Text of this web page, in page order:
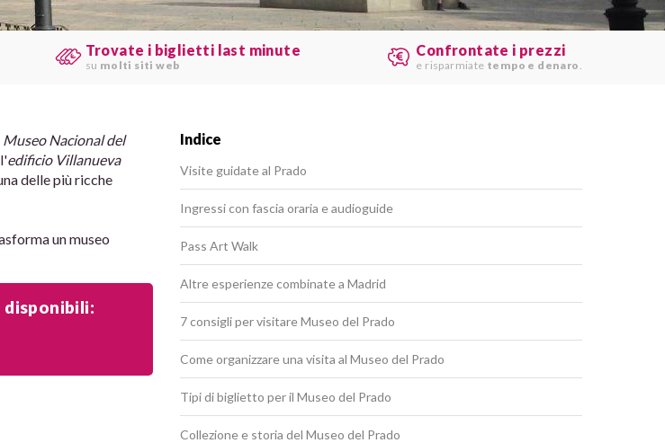
Trovate i biglietti last minute
su molti siti web
Confrontate i prezzi
e risparmiate tempo e denaro
Museo Nacional del
edificio Villanueva
delle più ricche
un museo
Indice
Visite guidate al Prado
Ingressi con fascia oraria e audioguide
Pass Art Walk
Altre esperienze combinate a Madrid
7 consigli per visitare Museo del Prado
Come organizzare una visita al Museo del Prado
Tipi di biglietto per il Museo del Prado
Collezione e storia del Museo del Prado